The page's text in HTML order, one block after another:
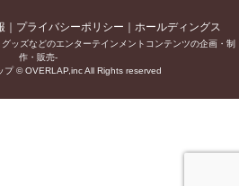
プライバシーポリシー ホールディングス
ッズなどのエンターテインメントコンテンツの企画・制
作・販売-
プ © OVERLAP,inc All Rights reserved